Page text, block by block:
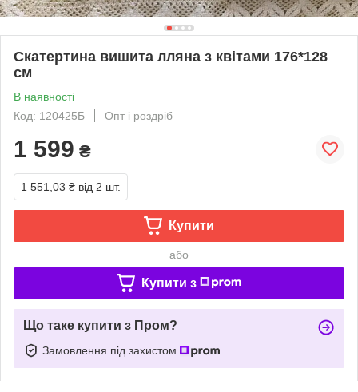
Скатертина вишита лляна з квітами 176*128
см
В наявності
Код: 120425Б
Опт і роздріб
1 599 ₴
1 551,03 ₴ від 2 шт.
Купити
або
Купити з
Що таке купити з Пром?
Замовлення під захистом